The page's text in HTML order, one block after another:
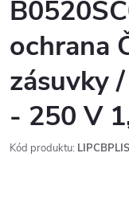
ochrana
zásuvky
- 250 V
Kód produktu: